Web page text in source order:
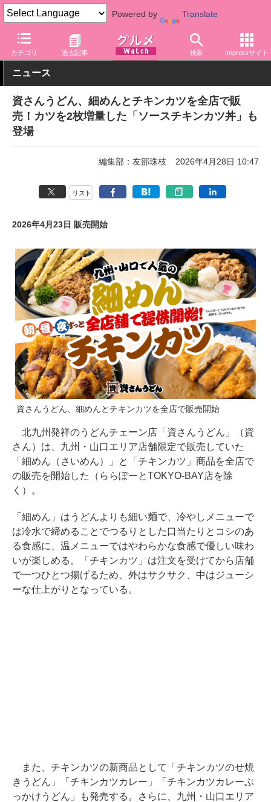
Powered by Translate
カテゴリ 過去記事 検索 Impressサイト
グルメ Watch 店舗
ニュース
資さんうどん、細めんとチキンカツを全店で販
売！カツを2枚増量した「ソースチキンカツ丼」も
登場
編集部：友部珠枝 2026年4月28日 10:47
リスト
2026年4月23日 販売開始
資さんうどん、細めんとチキンカツを全店で販売開始
北九州発祥のうどんチェーン店「資さんうどん」（資
さん）は、九州・山口エリア店舗限定で販売していた
「細めん（さいめん）」と「チキンカツ」商品を全店で
の販売を開始した（ららぽーとTOKYO-BAY店を除
く）。
「細めん」はうどんよりも細い麺で、冷やしメニューで
は冷水で締めることでつるりとした口当たりとコシのあ
る食感に、温メニューではやわらかな食感で優しい味わ
いが楽しめる。「チキンカツ」は注文を受けてから店舗
で一つひとつ揚げるため、外はサクサク、中はジューシ
ーな仕上がりとなっている。
また、チキンカツの新商品として「チキンカツのせ焼
きうどん」「チキンカツカレー」「チキンカツカレーぶ
っかけうどん」も発売する。さらに、九州・山口エリア